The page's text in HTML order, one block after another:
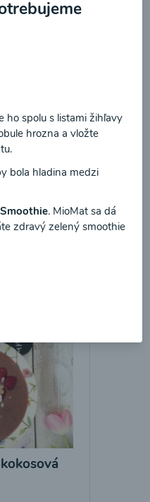
ho spolu s listami žihľavy
hrozna a vložte
bola hladina medzi
Smoothie. MioMat sa dá
zdravý zelený smoothie